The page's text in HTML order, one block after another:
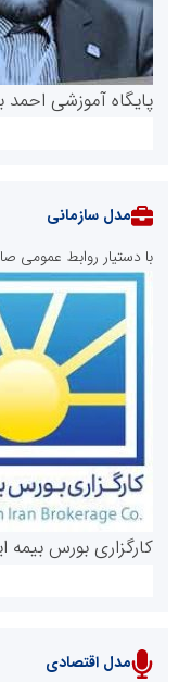
پایگاه آموزشی احمد
روابط عمومی
مدل سازمانی
با دستیار روابط عمومی
کارگزاری بورس بیمه
مدل اقتصادی